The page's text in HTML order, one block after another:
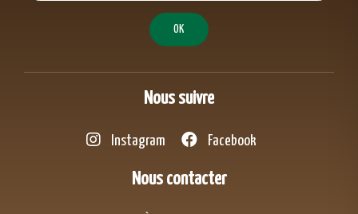
Nous suivre
Instagram Facebook
Nous contacter